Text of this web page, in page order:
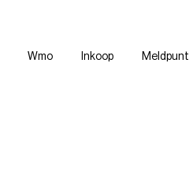
Wmo Inkoop Meldpunt